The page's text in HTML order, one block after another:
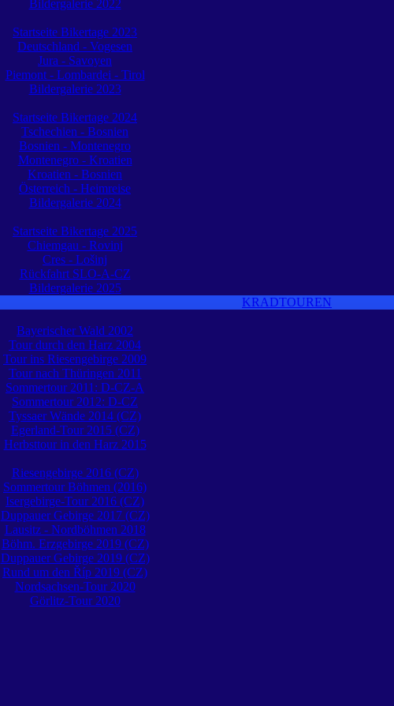
Bildergalerie 2022
Startseite Bikertage 2023
Deutschland - Vogesen
Jura - Savoyen
Piemont - Lombardei - Tirol
Bildergalerie 2023
Startseite Bikertage 2024
Tschechien - Bosnien
Bosnien - Montenegro
Montenegro - Kroatien
Kroatien - Bosnien
Österreich - Heimreise
Bildergalerie 2024
Startseite Bikertage 2025
Chiemgau - Rovinj
Cres - Lošinj
Rückfahrt SLO-A-CZ
Bildergalerie 2025
KRADTOUREN
Bayerischer Wald 2002
Tour durch den Harz 2004
Tour ins Riesengebirge 2009
Tour nach Thüringen 2011
Sommertour 2011: D-CZ-A
Sommertour 2012: D-CZ
Tyssaer Wände 2014 (CZ)
Egerland-Tour 2015 (CZ)
Herbsttour in den Harz 2015
Riesengebirge 2016 (CZ)
Sommertour Böhmen (2016)
Isergebirge-Tour 2016 (CZ)
Duppauer Gebirge 2017 (CZ)
Lausitz - Nordböhmen 2018
Böhm. Erzgebirge 2019 (CZ)
Duppauer Gebirge 2019 (CZ)
Rund um den Říp 2019 (CZ)
Nordsachsen-Tour 2020
Görlitz-Tour 2020